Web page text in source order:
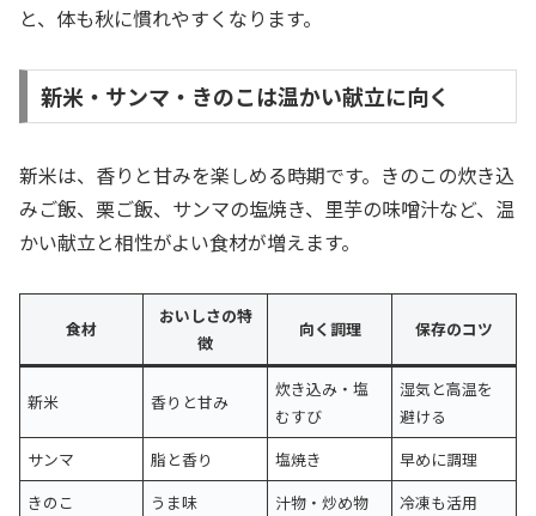
と、体も秋に慣れやすくなります。
新米・サンマ・きのこは温かい献立に向く
新米は、香りと甘みを楽しめる時期です。きのこの炊き込
みご飯、栗ご飯、サンマの塩焼き、里芋の味噌汁など、温
かい献立と相性がよい食材が増えます。
食材
おいしさの特
徴
向く調理 保存のコツ
新米 香りと甘み
炊き込み・塩
むすび
湿気と高温を
避ける
サンマ
脂と香り 塩焼き
早めに調理
きのこ
うま味 汁物・炒め物 冷凍も活用